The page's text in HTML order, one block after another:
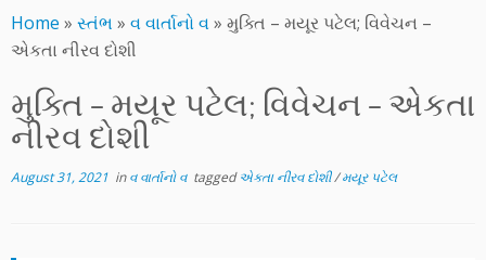
to
content
Home » સ્તંભ » વ વાર્તાનો વ» મુક્તિ – મયૂર પટેલ; વિવેચન –
એકતા નીરવ દોશી
મુક્તિ – મયૂર પટેલ; વિવેચન – એકતા
નીરવ દોશી
August 31, 2021 inવ વાર્તાનો વ taggedએકતા નીરવ દોશી/મયૂર પટેલ